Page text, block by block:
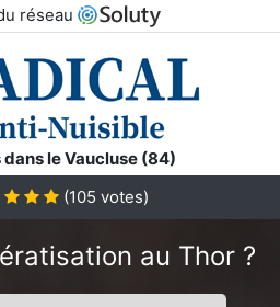
réseau
le Vaucluse (84)
(105 votes)
au Thor ?